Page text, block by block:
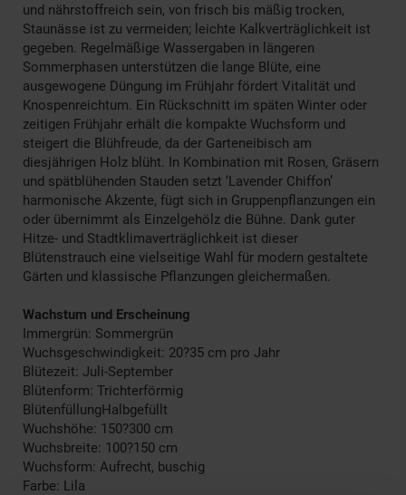
und nährstoffreich sein, von frisch bis mäßig trocken,
Staunässe ist zu vermeiden; leichte Kalkverträglichkeit ist
gegeben. Regelmäßige Wassergaben in längeren
Sommerphasen unterstützen die lange Blüte, eine
ausgewogene Düngung im Frühjahr fördert Vitalität und
Knospenreichtum. Ein Rückschnitt im späten Winter oder
zeitigen Frühjahr erhält die kompakte Wuchsform und
steigert die Blühfreude, da der Garteneibisch am
diesjährigen Holz blüht. In Kombination mit Rosen, Gräsern
und spätblühenden Stauden setzt ‘Lavender Chiffon’
harmonische Akzente, fügt sich in Gruppenpflanzungen ein
oder übernimmt als Einzelgehölz die Bühne. Dank guter
Hitze- und Stadtklimaverträglichkeit ist dieser
Blütenstrauch eine vielseitige Wahl für modern gestaltete
Gärten und klassische Pflanzungen gleichermaßen.
Wachstum und Erscheinung
Immergrün: Sommergrün
Wuchsgeschwindigkeit: 20?35 cm pro Jahr
Blütezeit: Juli-September
Blütenform: Trichterförmig
BlütenfüllungHalbgefüllt
Wuchshöhe: 150?300 cm
Wuchsbreite: 100?150 cm
Wuchsform: Aufrecht, buschig
Farbe: Lila